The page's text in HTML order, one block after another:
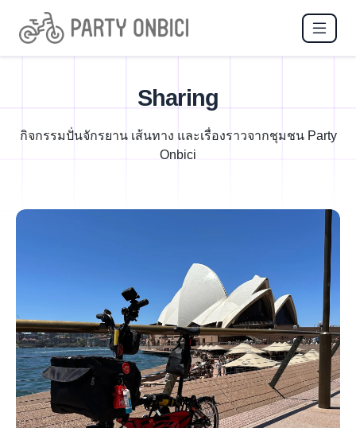
Sharing
กิจกรรมปั่นจักรยาน เส้นทาง และเรื่องราวจากชุมชน Party
Onbici